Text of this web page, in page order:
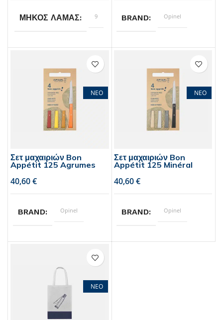
ΜΗΚΟΣ ΛΑΜΑΣ 9 BRAND Opinel
ΝΕΟ
Σετ μαχαιριών Bon
Appétit 125 Agrumes
€
BRAND Opinel
ΝΕΟ
Σετ μαχαιριών Bon
Appétit 125 Minéral
€
BRAND Opinel
ΝΕΟ